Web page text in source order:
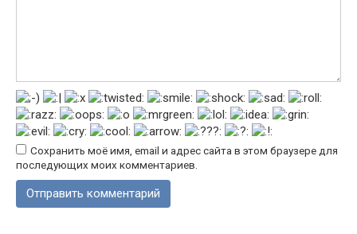
Сохранить моё имя, email и адрес сайта в этом браузере для
последующих моих комментариев.